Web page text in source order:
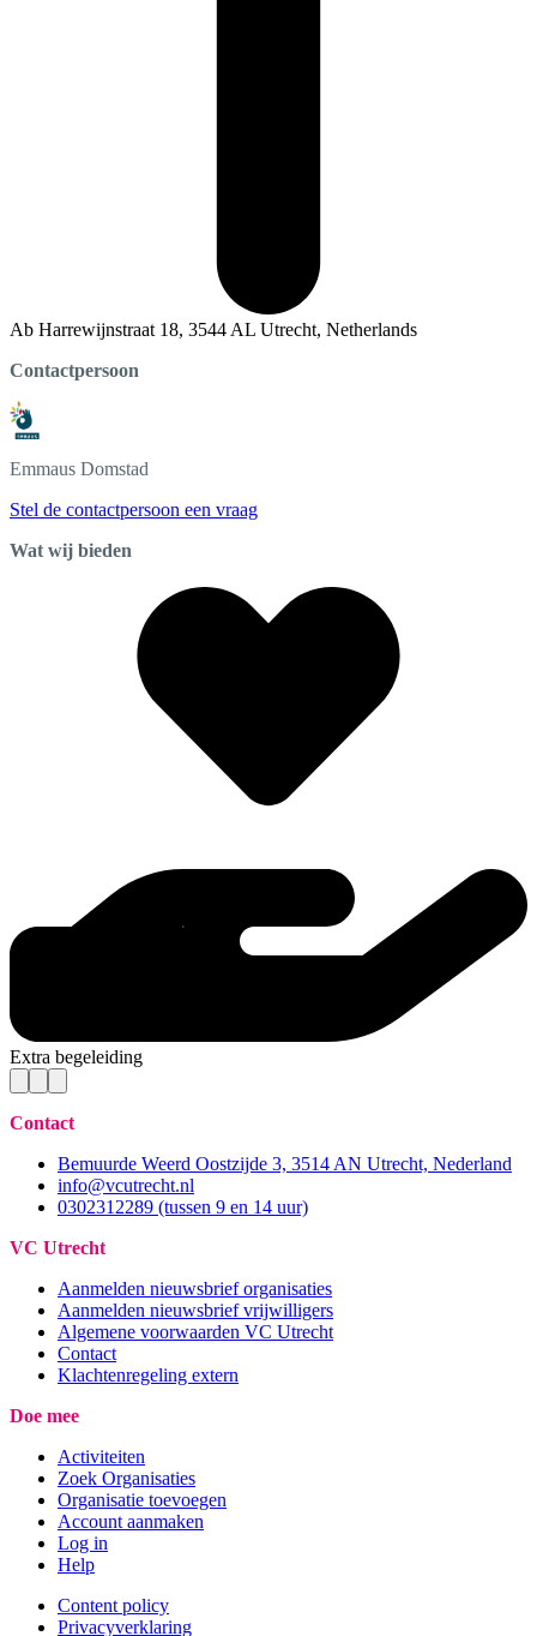
Ab Harrewijnstraat 18, 3544 AL Utrecht, Netherlands
Contactpersoon
Emmaus Domstad
Stel de contactpersoon een vraag
Wat wij bieden
Extra begeleiding
Contact
Bemuurde Weerd Oostzijde 3, 3514 AN Utrecht, Nederland
info@vcutrecht.nl
0302312289 (tussen 9 en 14 uur)
VC Utrecht
Aanmelden nieuwsbrief organisaties
Aanmelden nieuwsbrief vrijwilligers
Algemene voorwaarden VC Utrecht
Contact
Klachtenregeling extern
Doe mee
Activiteiten
Zoek Organisaties
Organisatie toevoegen
Account aanmaken
Log in
Help
Content policy
Privacyverklaring